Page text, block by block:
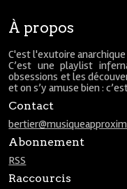
À propos
C'est l'exutoire
C’est une playlist
obsessions et les
et on s’y amuse bien :
Contact
Abonnement
RSS
Raccourcis